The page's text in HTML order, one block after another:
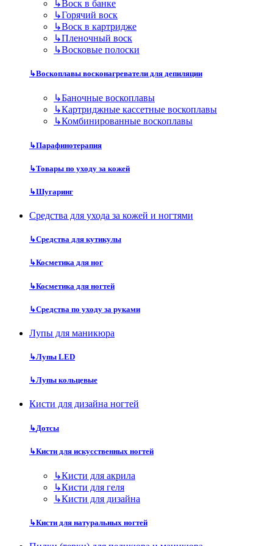
↳Воск в банке
↳Горячий воск
↳Воск в картридже
↳Пленочный воск
↳Восковые полоски
↳Воскоплавы восконагреватели для депиляции
↳Баночные воскоплавы
↳Картриджные кассетные воскоплавы
↳Комбинированные воскоплавы
↳Парафинотерапия
↳Товары по уходу за кожей
↳Шугаринг
Средства для ухода за кожей и ногтями
↳Средства для кутикулы
↳Косметика для ног
↳Косметика для ногтей
↳Средства по уходу за руками
Лупы для маникюра
↳Лупы LED
↳Лупы кольцевые
Кисти для дизайна ногтей
↳Дотсы
↳Кисти для искусственных ногтей
↳Кисти для акрила
↳Кисти для геля
↳Кисти для дизайна
↳Кисти для натуральных ногтей